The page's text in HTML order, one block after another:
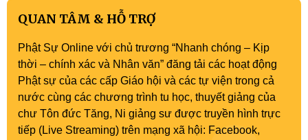
QUAN TÂM & HỖ TRỢ
Phật Sự Online với chủ trương “Nhanh chóng – Kịp
thời – chính xác và Nhân văn” đăng tải các hoạt động
Phật sự của các cấp Giáo hội và các tự viện trong cả
nước cùng các chương trình tu học, thuyết giảng của
chư Tôn đức Tăng, Ni giảng sư được truyền hình trực
tiếp (Live Streaming) trên mạng xã hội: Facebook,